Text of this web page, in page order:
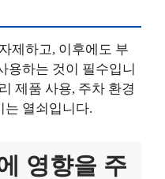
제하고, 이후에도 부
용하는 것이 필수입니
제품 사용, 주차 환경
는 열쇠입니다.
영향을 주